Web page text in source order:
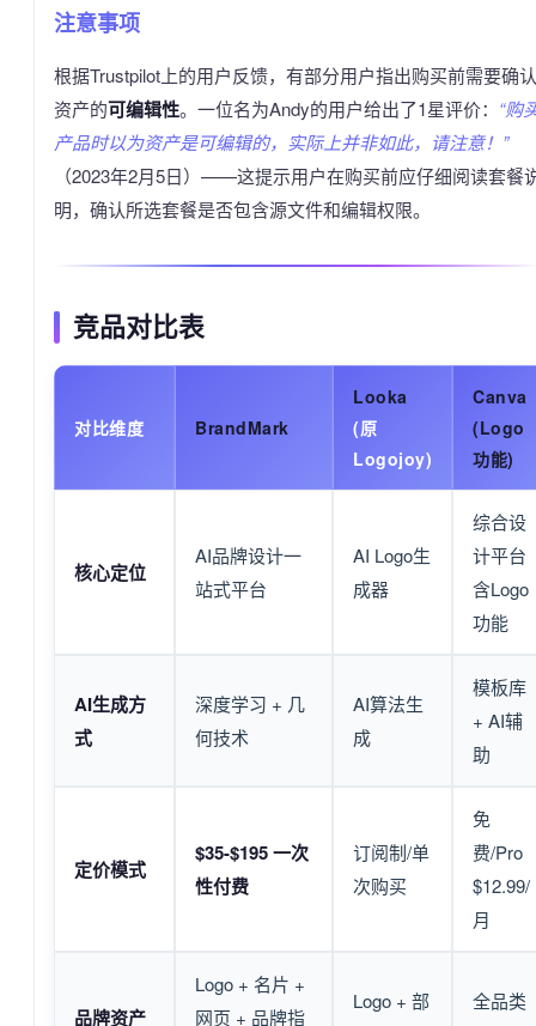
注意事项
根据Trustpilot上的用户反馈，有部分用户指出购买前需要确认
资产的可编辑性。一位名为Andy的用户给出了1星评价： “购
产品时以为资产是可编辑的，实际上并非如此，请注意！”
（2023年2月5日）——这提示用户在购买前应仔细阅读套餐
明，确认所选套餐是否包含源文件和编辑权限。
竞品对比表
对比维度 BrandMark
Looka
(原
Logojoy)
Canva
(Logo
功能)
核心定位
AI品牌设计一
站式平台
AI Logo生
成器
综合设
计平台
含Logo
功能
AI生成方
式
深度学习 + 几
何技术
AI算法生
成
模板库
+ AI辅
助
定价模式
$35-$195 一次
性付费
订阅制/单
次购买
免
费/Pro
$12.99/
月
品牌资产
Logo + 名片 +
网页 + 品牌指
Logo + 部
全品类